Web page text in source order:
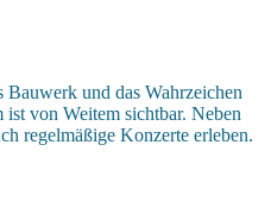
und das Wahrzeichen
von Weitem sichtbar. Neben
regelmäßige Konzerte erleben.